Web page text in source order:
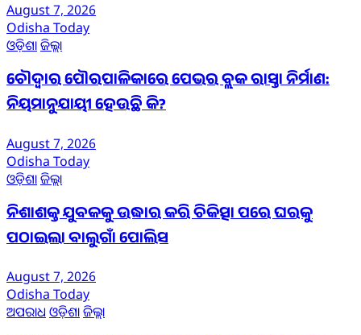
August 7, 2026
Odisha Today
ଓଡ଼ିଶାଜିଲ୍ଲା
ଚୌଦ୍ୱାର ପୌରପାଳିକାରେ ପେଭର ବ୍ଲକ ରାସ୍ତା ନିର୍ମାଣ:
ନିୟମାନୁଯାୟୀ ହେଉଛି କି?
August 7, 2026
Odisha Today
ଓଡ଼ିଶାଜିଲ୍ଲା
ନିଶାଶକ୍ତ ଯୁବକକୁ ଉଦ୍ଧାର କରି ଚିକିତ୍ସା ପରେ ଘରକୁ
ପଠାଇଲା ବାଲୁଗାଁ ପୋଲିସ
August 7, 2026
Odisha Today
ଅପରାଧ ଓଡ଼ିଶାଜିଲ୍ଲା